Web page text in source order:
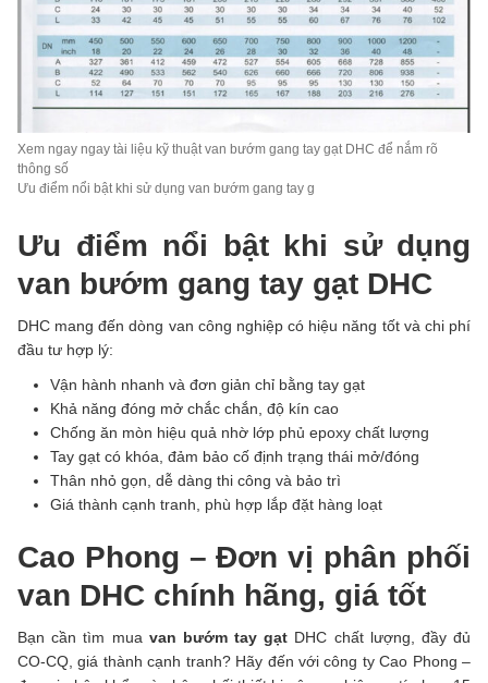
Xem ngay ngay tài liệu kỹ thuật van bướm gang tay gạt DHC để nắm rõ
thông số
Ưu điểm nổi bật khi sử dụng van bướm gang tay g
Ưu điểm nổi bật khi sử dụng
van bướm gang tay gạt DHC
DHC mang đến dòng van công nghiệp có hiệu năng tốt và chi phí
đầu tư hợp lý:
Vận hành nhanh và đơn giản chỉ bằng tay gạt
Khả năng đóng mở chắc chắn, độ kín cao
Chống ăn mòn hiệu quả nhờ lớp phủ epoxy chất lượng
Tay gạt có khóa, đảm bảo cố định trạng thái mở/đóng
Thân nhỏ gọn, dễ dàng thi công và bảo trì
Giá thành cạnh tranh, phù hợp lắp đặt hàng loạt
Cao Phong – Đơn vị phân phối
van DHC chính hãng, giá tốt
Bạn cần tìm mua van bướm tay gạt DHC chất lượng, đầy đủ
CO-CQ, giá thành cạnh tranh? Hãy đến với công ty Cao Phong –